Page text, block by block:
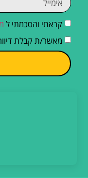
קראתי והסכמתי ל
מאשר/ת קבלת